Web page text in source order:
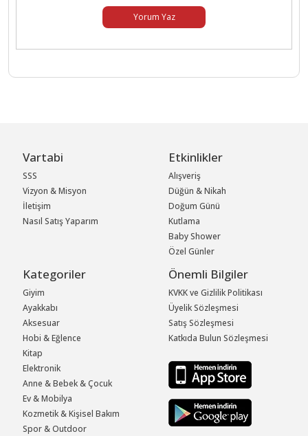
Yorum Yaz
Vartabi
SSS
Vizyon & Misyon
İletişim
Nasıl Satış Yaparım
Etkinlikler
Alışveriş
Düğün & Nikah
Doğum Günü
Kutlama
Baby Shower
Özel Günler
Kategoriler
Giyim
Ayakkabı
Aksesuar
Hobi & Eğlence
Kitap
Elektronik
Anne & Bebek & Çocuk
Ev & Mobilya
Kozmetik & Kişisel Bakım
Spor & Outdoor
Önemli Bilgiler
KVKK ve Gizlilik Politikası
Üyelik Sözleşmesi
Satış Sözleşmesi
Katkıda Bulun Sözleşmesi